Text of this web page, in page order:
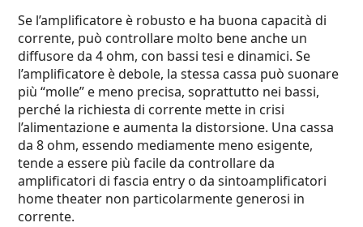
Se l’amplificatore è robusto e ha buona capacità di
corrente, può controllare molto bene anche un
diffusore da 4 ohm, con bassi tesi e dinamici. Se
l’amplificatore è debole, la stessa cassa può suonare
più “molle” e meno precisa, soprattutto nei bassi,
perché la richiesta di corrente mette in crisi
l’alimentazione e aumenta la distorsione. Una cassa
da 8 ohm, essendo mediamente meno esigente,
tende a essere più facile da controllare da
amplificatori di fascia entry o da sintoamplificatori
home theater non particolarmente generosi in
corrente.